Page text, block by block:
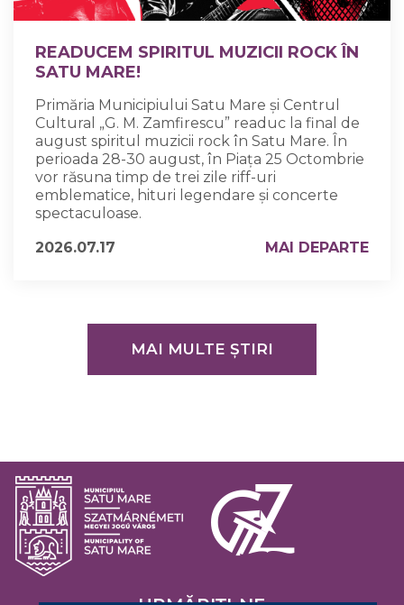
READUCEM SPIRITUL MUZICII ROCK ÎN
SATU MARE!
Primăria Municipiului Satu Mare și Centrul
Cultural „G. M. Zamfirescu” readuc la final de
august spiritul muzicii rock în Satu Mare. În
perioada 28-30 august, în Piața 25 Octombrie
vor răsuna timp de trei zile riff-uri
emblematice, hituri legendare și concerte
spectaculoase.
2026.07.17
MAI DEPARTE
MAI MULTE ȘTIRI